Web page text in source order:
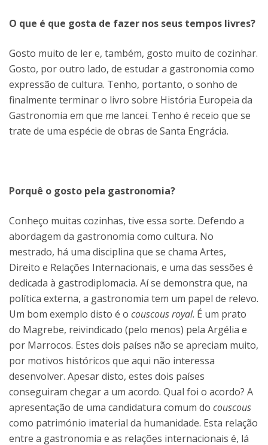
O que é que gosta de fazer nos seus tempos livres?
Gosto muito de ler e, também, gosto muito de cozinhar.
Gosto, por outro lado, de estudar a gastronomia como
expressão de cultura. Tenho, portanto, o sonho de
finalmente terminar o livro sobre História Europeia da
Gastronomia em que me lancei. Tenho é receio que se
trate de uma espécie de obras de Santa Engrácia.
Porquê o gosto pela gastronomia?
Conheço muitas cozinhas, tive essa sorte. Defendo a
abordagem da gastronomia como cultura. No
mestrado, há uma disciplina que se chama Artes,
Direito e Relações Internacionais, e uma das sessões é
dedicada à gastrodiplomacia. Aí se demonstra que, na
política externa, a gastronomia tem um papel de relevo.
Um bom exemplo disto é o couscous royal. É um prato
do Magrebe, reivindicado (pelo menos) pela Argélia e
por Marrocos. Estes dois países não se apreciam muito,
por motivos históricos que aqui não interessa
desenvolver. Apesar disto, estes dois países
conseguiram chegar a um acordo. Qual foi o acordo? A
apresentação de uma candidatura comum do couscous
como património imaterial da humanidade. Esta relação
entre a gastronomia e as relações internacionais é, lá